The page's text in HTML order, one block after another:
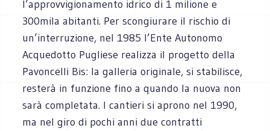
l’approvvigionamento idrico di 1 milione e
300mila abitanti. Per scongiurare il rischio di
un’interruzione, nel 1985 l’Ente Autonomo
Acquedotto Pugliese realizza il progetto della
Pavoncelli Bis: la galleria originale, si stabilisce,
resterà in funzione fino a quando la nuova non
sarà completata. I cantieri si aprono nel 1990,
ma nel giro di pochi anni due contratti